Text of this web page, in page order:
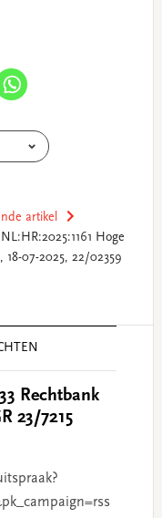
artikel
Hoge
18-07-2025, 22/02359
Rechtbank
23/7215